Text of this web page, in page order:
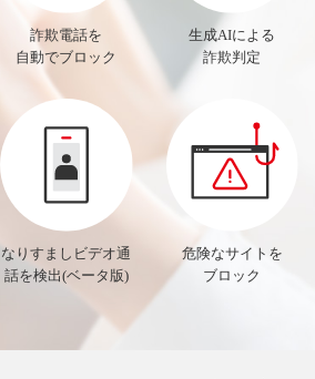
詐欺電話を
自動でブロック
生成AIによる
詐欺判定
なりすましビデオ通
話を検出(ベータ版)
危険なサイトを
ブロック